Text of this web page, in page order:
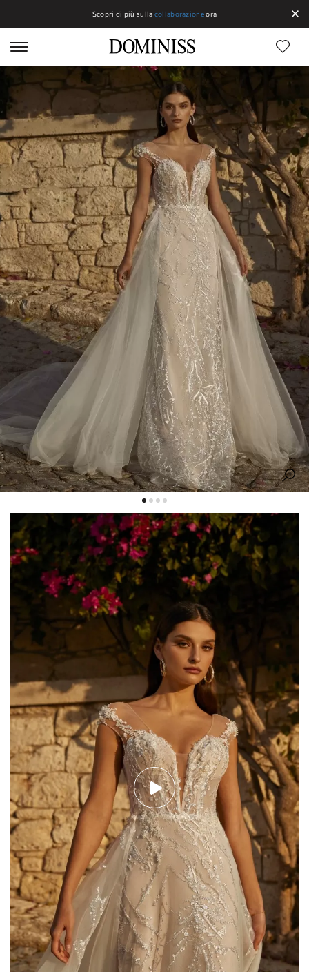
Scopri di più sulla collaborazioneora
Linee Dominiss